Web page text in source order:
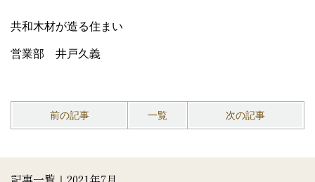
共和木材が造る住まい
営業部 井戸久義
前の記事 一覧 次の記事